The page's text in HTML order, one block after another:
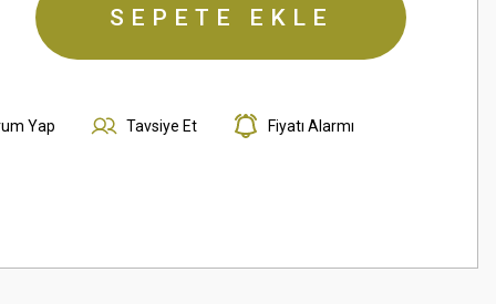
SEPETE EKLE
Yap Tavsiye Et Fiyatı Alarmı